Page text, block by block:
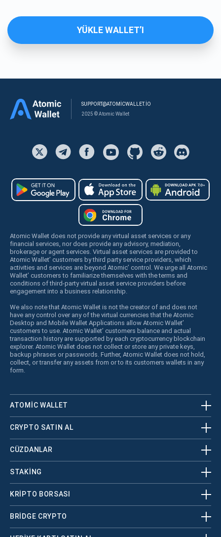
YÜKLE WALLET’I
SUPPORT@ATOMICWALLET.IO
2025 © Atomic Wallet
Atomic Wallet does not provide any virtual asset services or any
financial services, nor does provide any advisory, mediation,
brokerage or agent services. Virtual asset services are provided to
Atomic Wallet’ customers by third party service providers, which
activities and services are beyond Atomic’ control. We urge all Atomic
Wallet’ customers to familiarize themselves with the terms and
conditions of third-party virtual asset service providers before
engagement into a business relationship.
We also note that Atomic Wallet is not the creator of and does not
have any control over any of the virtual currencies that the Atomic
Desktop and Mobile Wallet Applications allow Atomic Wallet’
customers to use. Atomic Wallet’ customers balance and actual
transaction history are supported by each cryptocurrency blockchain
explorer. Atomic Wallet does not collect or store any private keys,
backup phrases or passwords. Further, Atomic Wallet does not hold,
collect, or transfer any assets from or to its customers wallets in any
form.
ATOMIC WALLET
CRYPTO SATIN AL
CÜZDANLAR
STAKING
KRİPTO BORSASI
BRIDGE CRYPTO